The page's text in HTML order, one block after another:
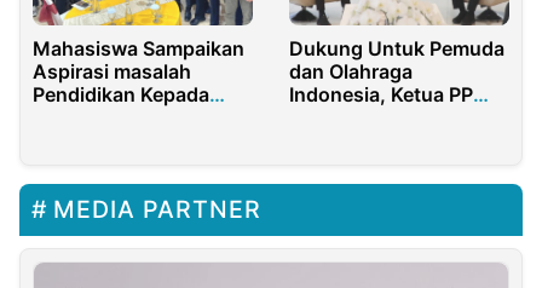
Mahasiswa Sampaikan
Aspirasi masalah
Pendidikan Kepada
Dukung Untuk Pemuda
dan Olahraga
Indonesia, Ketua PP
MEDIA PARTNER